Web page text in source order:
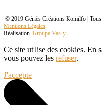
© 2019 Géniès Créations Komilfo | Tous
Mentions Légales.
Réalisation Groupe Vas-y !
Ce site utilise des cookies. En
vous pouvez les refuser.
J'accepte